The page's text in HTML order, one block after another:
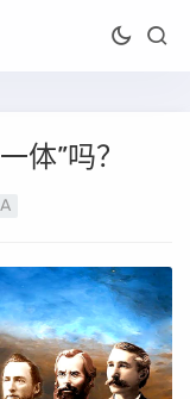
体”吗？